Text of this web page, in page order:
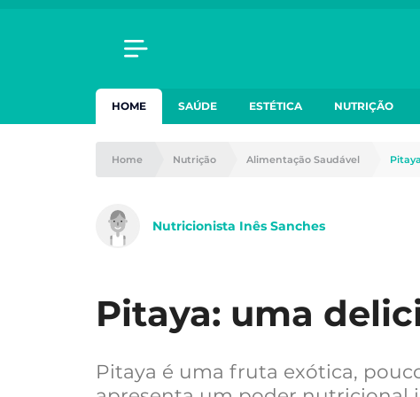
HOME SAÚDE ESTÉTICA NUTRIÇÃO
Home Nutrição Alimentação Saudável
Nutricionista Inês Sanches
Pitaya: uma
Pitaya é uma fruta exótica,